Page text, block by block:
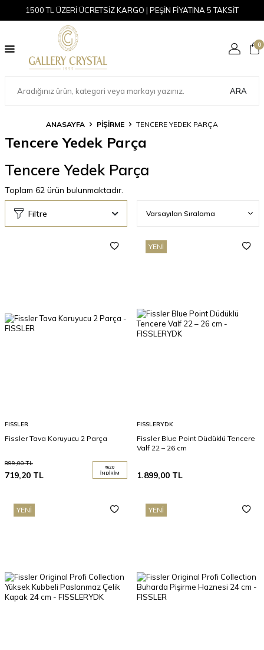
1500 TL ÜZERİ ÜCRETSİZ KARGO | PEŞİN FİYATINA 5 TAKSİT
ARA
0
ANASAYFA PİŞİRME TENCERE YEDEK PARÇA
Tencere Yedek Parça
Tencere Yedek Parça
Toplam 62 ürün bulunmaktadır.
Filtre
FISSLER
Fissler Tava Koruyucu 2 Parça
899,00TL
719,20 TL
%20
İNDIRIM
YENI
FISSLERYDK
Fissler Blue Point Düdüklü Tencere
Valf 22 – 26 cm
1.899,00 TL
YENI YENI